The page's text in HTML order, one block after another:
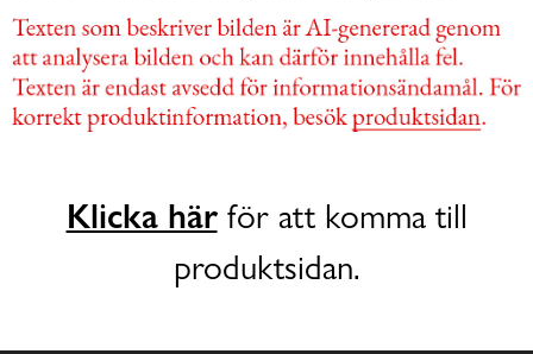
Klicka härför att komma till
produktsidan.